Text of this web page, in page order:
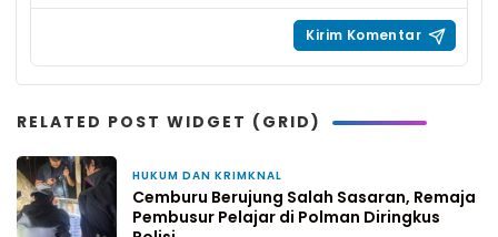
RELATED POST WIDGET (GRID)
HUKUM DAN KRIMKNAL
Cemburu Berujung Salah Sasaran, Remaja
Pembusur Pelajar di Polman Diringkus